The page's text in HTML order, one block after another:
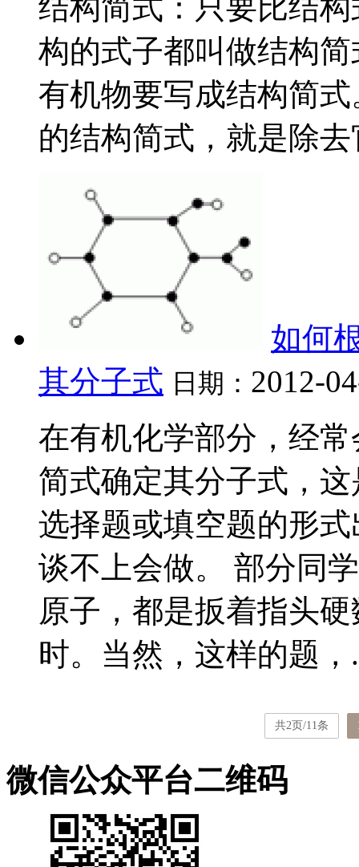
结构简式：只要比结
构的式子都叫做结构
有机物要写成结构简
的结构简式，就是除去
如何
其分子式 日期： 2012-
在有机化学部分，经
简式确定其分子式，
选择题或填空题的形
谈不上会做。 部分同
原子，都是扳着指头
时。当然，这样的题，
共2页/11条
微信公众平台二维码